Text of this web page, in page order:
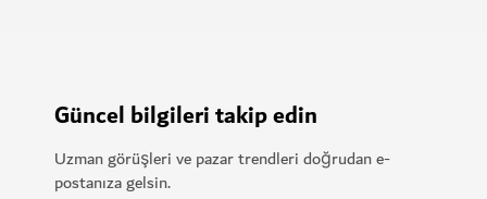
Güncel bilgileri takip edin
Uzman görüşleri ve pazar trendleri doğrudan e-
postanıza gelsin.